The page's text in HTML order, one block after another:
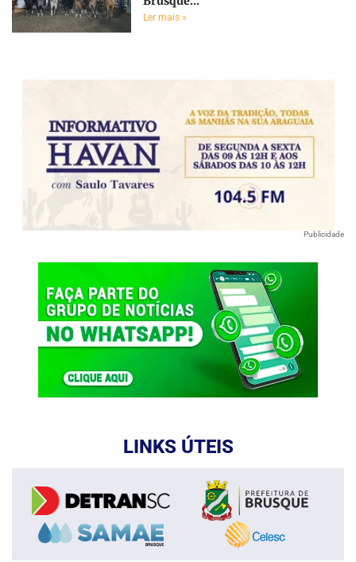
Ler mais »
Publicidade
LINKS ÚTEIS